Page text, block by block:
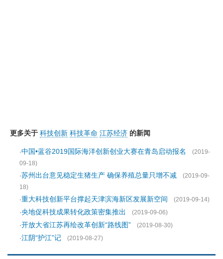
更多关于 科技创新 科技革命 江苏经济 的新闻
·中国•蓝谷2019国际海洋创新创业大赛在青岛启动报名
(2019-
09-18)
·苏州出台意见稳定生猪生产 确保养殖总量只增不减
(2019-09-
18)
·重大科技创新平台撑起天津滨海新区发展新空间
(2019-09-14)
·央地促科技成果转化政策密集推出
(2019-09-06)
·开放大省江苏再绘改革创新“路线图”
(2019-08-30)
·江阴“护江”记 (2019-08-27)